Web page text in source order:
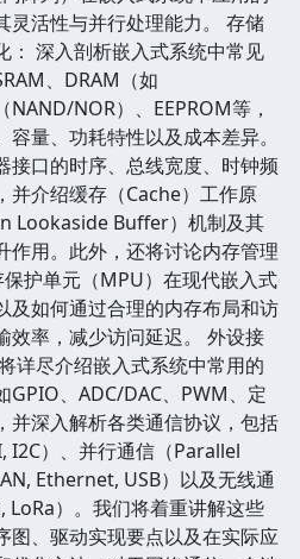
灵活性与并行处理能力。 存储
： 深入剖析嵌入式系统中常见
、DRAM（如
NOR）、EEPROM等，
量、功耗特性以及成本差异。
接口的时序、总线宽度、时钟频
并介绍缓存（Cache）工作原
Lookaside Buffer）机制及其
作用。此外，还将讨论内存管理
护单元（MPU）在现代嵌入式
及如何通过合理的内存布局和访
效率，减少访问延迟。 外设接
详尽介绍嵌入式系统中常用的
GPIO、ADC/DAC、PWM、定
并深入解析各类通信协议，包括
I2C）、并行通信（Parallel
Ethernet, USB）以及无线通
）。我们将着重讲解这些
图、驱动实现要点以及在实际应